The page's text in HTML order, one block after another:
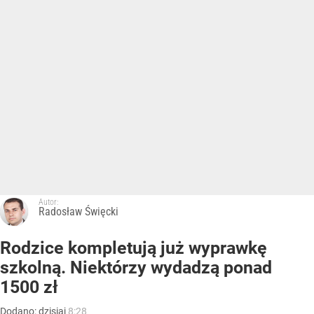
Autor:
Radosław Święcki
Rodzice kompletują już wyprawkę
szkolną. Niektórzy wydadzą ponad
1500 zł
Dodano:dzisiaj 8:28